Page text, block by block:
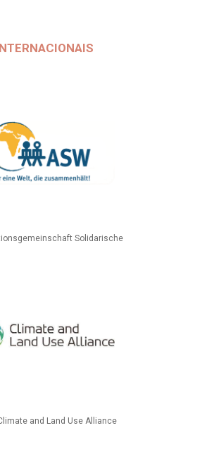
Solidarische
and Land Use Alliance